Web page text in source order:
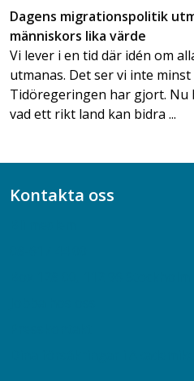
Dagens migrationspolitik
människors lika värde
Vi lever i en tid där idén om
utmanas. Det ser vi inte
Tidöregeringen har gjort. Nu
vad ett rikt land kan bidra ...
Kontakta oss